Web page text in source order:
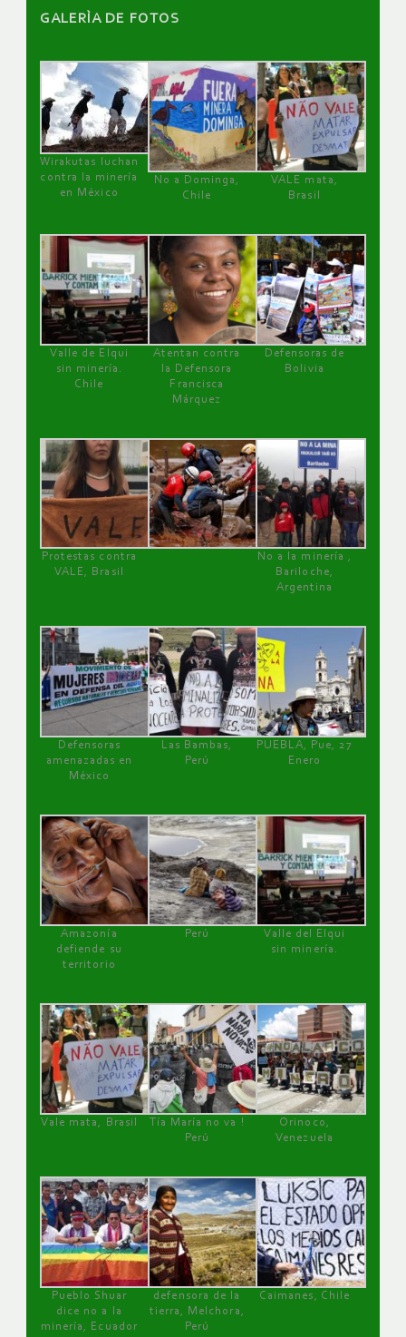
GALERÌA DE FOTOS
Wirakutas luchan
contra la minería
en México
No a Dominga,
Chile
VALE mata,
Brasil
Valle de Elqui
sin minería.
Chile
Atentan contra
la Defensora
Francisca
Márquez
Defensoras de
Bolivia
Protestas contra
VALE, Brasil
No a la minería ,
Bariloche,
Argentina
Defensoras
amenazadas en
México
Las Bambas,
Perú
PUEBLA, Pue, 27
Enero
Amazonía
defiende su
territorio
Perú
Valle del Elqui
sin minería.
Vale mata, Brasil
Tía María no va !
Perú
Orinoco,
Venezuela
Pueblo Shuar
dice no a la
minería, Ecuador
defensora de la
tierra, Melchora,
Perú
Caimanes, Chile